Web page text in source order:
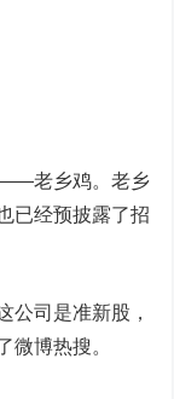
老乡鸡。老乡
已经预披露了招
司是准新股，
微博热搜。